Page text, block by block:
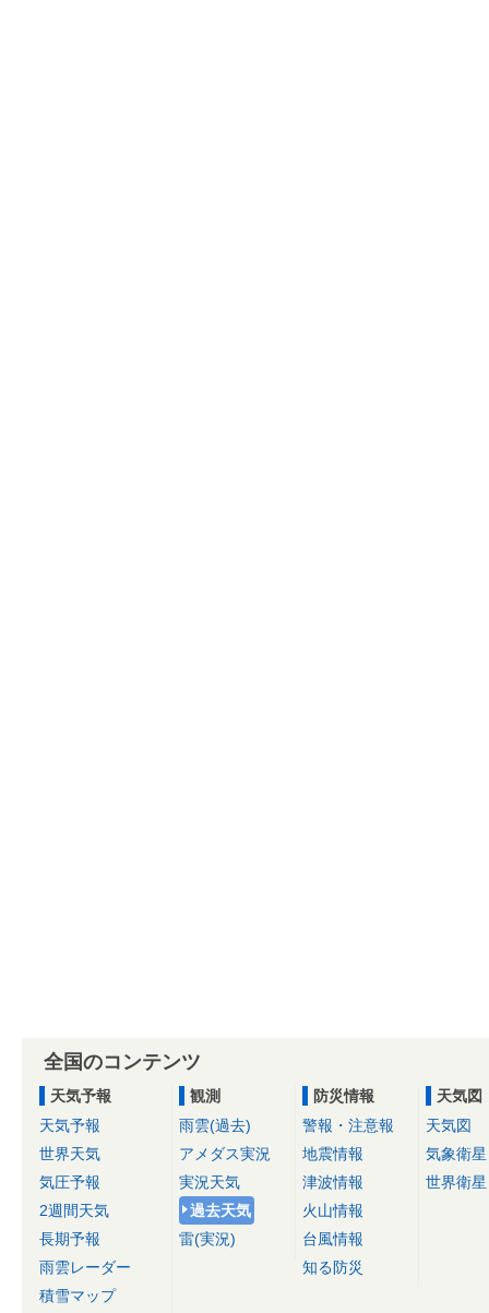
全国のコンテンツ
天気予報
天気予報
世界天気
気圧予報
2週間天気
長期予報
雨雲レーダー
積雪マップ
観測
雨雲(過去)
アメダス実況
実況天気
過去天気
雷(実況)
防災情報
警報・注意報
地震情報
津波情報
火山情報
台風情報
知る防災
天気図
天気図
気象衛星
世界衛星